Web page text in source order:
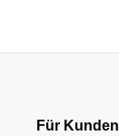
Für Kunden